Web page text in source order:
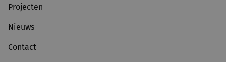
Projecten
Nieuws
Contact